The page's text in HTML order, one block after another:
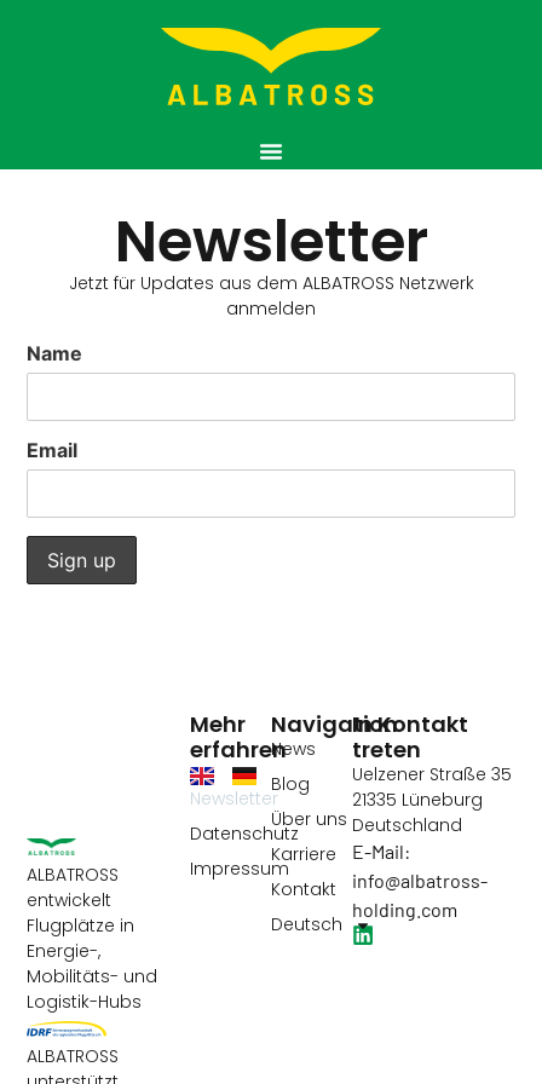
Newsletter
Jetzt für Updates aus dem ALBATROSS Netzwerk
anmelden
Name
Email
ALBATROSS
entwickelt
Flugplätze in
Energie-,
Mobilitäts- und
Logistik-Hubs
ALBATROSS
Navigation
News
Blog
Über uns
Karriere
Kontakt
Deutsch
Mehr
erfahren
Newsletter
Datenschutz
Impressum
In Kontakt
treten
Uelzener Straße 35
21335 Lüneburg
Deutschland
E-Mail:
info@albatross-
holding.com